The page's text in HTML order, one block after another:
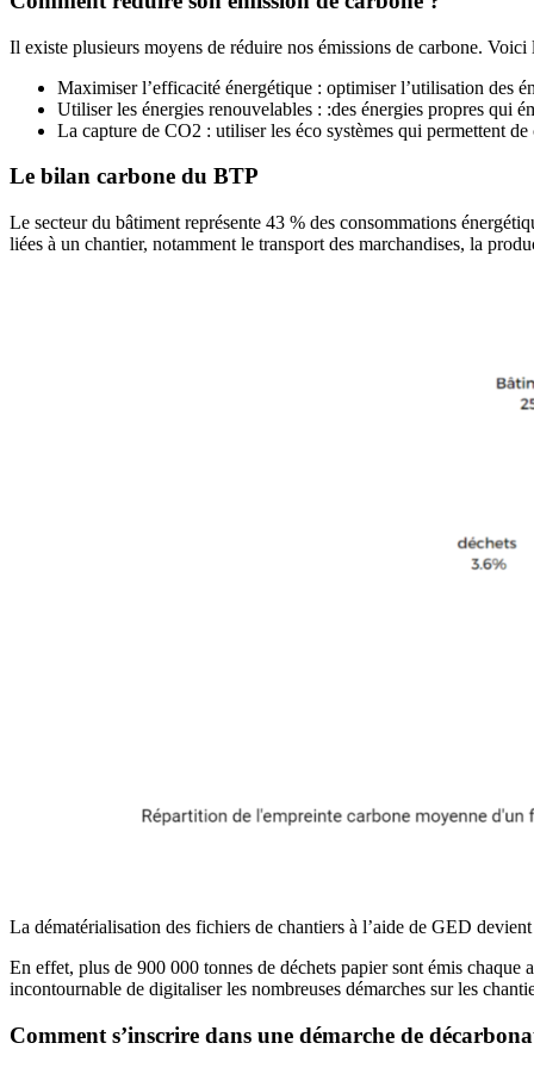
Il existe plusieurs moyens de réduire nos émissions de carbone.
Maximiser l’efficacité énergétique : optimiser l’utilisation des
Utiliser les énergies renouvelables : :des énergies propres qui
La capture de CO2 : utiliser les éco systèmes qui permettent
Le bilan carbone du BTP
Le secteur du bâtiment représente 43 % des consommations
liées à un chantier, notamment le transport des marchandises, la
La dématérialisation des fichiers de chantiers à l’aide de GED
En effet, plus de 900 000 tonnes de déchets papier sont émis chaque
incontournable de digitaliser les nombreuses démarches sur les
Comment s’inscrire dans une démarche de